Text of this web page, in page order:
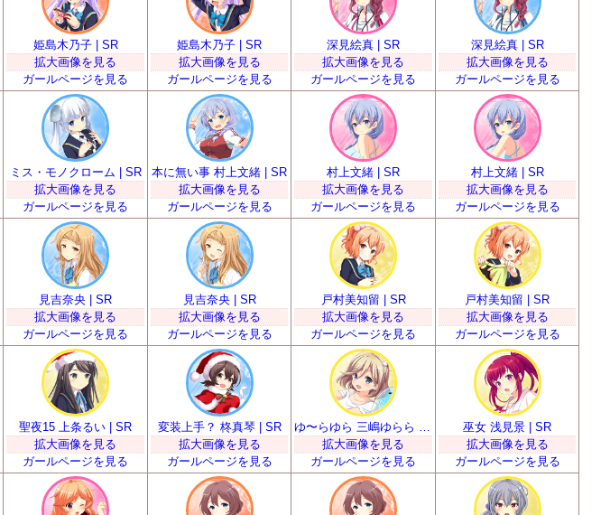
姫島木乃子 | SR
拡大画像を見る
ガールページを見る
姫島木乃子 | SR
拡大画像を見る
ガールページを見る
深見絵真 | SR
拡大画像を見る
ガールページを見る
深見絵真 | SR
拡大画像を見る
ガールページを見る
ミス・モノクローム | SR
拡大画像を見る
ガールページを見る
本に無い事 村上文緒 | SR
拡大画像を見る
ガールページを見る
村上文緒 | SR
拡大画像を見る
ガールページを見る
村上文緒 | SR
拡大画像を見る
ガールページを見る
見吉奈央 | SR
拡大画像を見る
ガールページを見る
見吉奈央 | SR
拡大画像を見る
ガールページを見る
戸村美知留 | SR
拡大画像を見る
ガールページを見る
戸村美知留 | SR
拡大画像を見る
ガールページを見る
聖夜15 上条るい | SR
拡大画像を見る
ガールページを見る
変装上手？ 柊真琴 | SR
拡大画像を見る
ガールページを見る
ゆ〜らゆら 三嶋ゆらら | SR
拡大画像を見る
ガールページを見る
巫女 浅見景 | SR
拡大画像を見る
ガールページを見る